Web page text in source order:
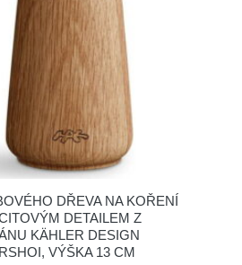
DŘEVA NA KOŘENÍ
DETAILEM Z
KÄHLER DESIGN
VÝŠKA 13 CM